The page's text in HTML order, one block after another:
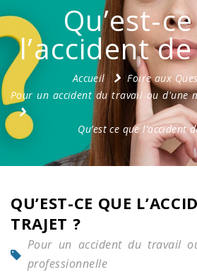
Qu’est-
l’accident
Accueil
Foire aux
Pour un accident du travail ou d'une
Qu’est ce que l’accident
QU’EST-CE QUE
TRAJET ?
Pour un accident du travail
professionnelle